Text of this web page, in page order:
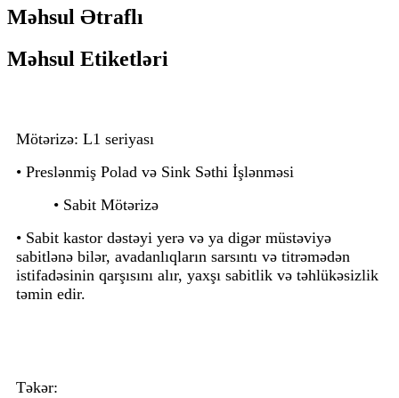
Məhsul Ətraflı
Məhsul Etiketləri
Mötərizə: L1 seriyası
• Preslənmiş Polad və Sink Səthi İşlənməsi
• Sabit Mötərizə
• Sabit kastor dəstəyi yerə və ya digər müstəviyə
sabitlənə bilər, avadanlıqların sarsıntı və titrəmədən
istifadəsinin qarşısını alır, yaxşı sabitlik və təhlükəsizlik
təmin edir.
Təkər: